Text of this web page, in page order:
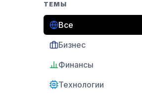
ТЕМЫ
Все
Бизнес
Финансы
Технологии